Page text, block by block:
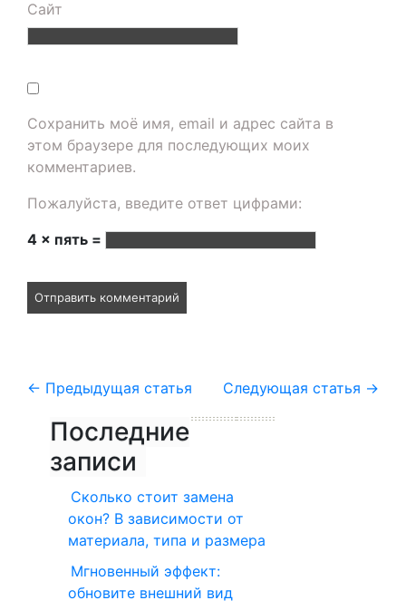
Сайт
Сохранить моё имя, email и адрес сайта в
этом браузере для последующих моих
комментариев.
Пожалуйста, введите ответ цифрами:
4 × пять =
← Предыдущая статья Следующая статья →
Последние
записи
Сколько стоит замена
окон? В зависимости от
материала, типа и размера
Мгновенный эффект:
обновите внешний вид